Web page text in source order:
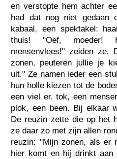
en verstopte hem achter
had dat nog niet gedaan
kabaal, een spektakel:
thuis! "Oef,
mensenvlees!" zeiden ze.
zonen, peuteren jullie je
uit." Ze namen ieder een
hun holle kiezen tot de
een viel er, tok, een
plok, een been. Bij elkaar
De reuzin zette die op het
ze daar zo met zijn allen
reuzin: "Mijn zonen, als er
hier komt en hij drinkt